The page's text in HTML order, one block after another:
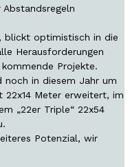
, blickt optimistisch in die
Herausforderungen
Projekte.
noch in diesem Jahr um
22x14 Meter erweitert, im
„22er Triple“ 22x54
Potenzial, wir